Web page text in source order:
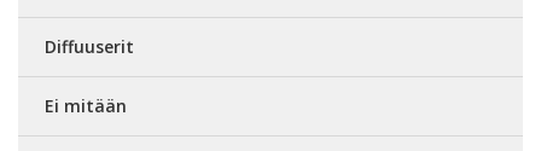
Diffuuserit
Ei mitään